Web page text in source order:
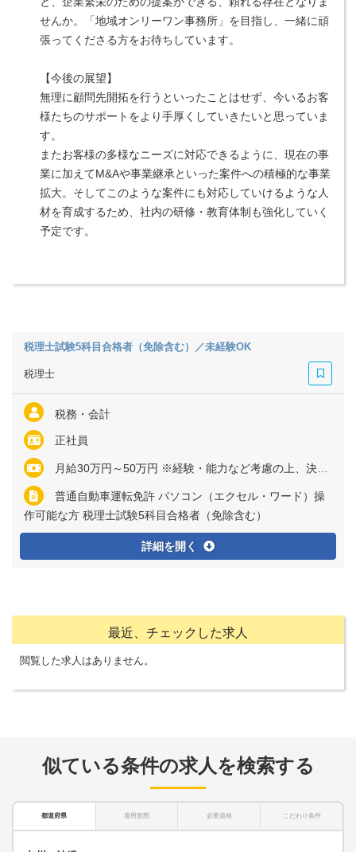
せんか。「地域オンリーワン事務所」を目指し、一緒に頑
張ってくださる方をお待ちしています。
【今後の展望】
無理に顧問先開拓を行うといったことはせず、今いるお客
様たちのサポートをより手厚くしていきたいと思っていま
す。
またお客様の多様なニーズに対応できるように、現在の事
業に加えてM&Aや事業継承といった案件への積極的な事業
拡大。そしてこのような案件にも対応していけるような人
材を育成するため、社内の研修・教育体制も強化していく
予定です。
税理士試験5科目合格者（免除含む）／未経験OK
税理士
税務・会計
正社員
月給30万円～50万円 ※経験・能力など考慮の上、決定いたします ※残業代は全額支給
普通自動車運転免許 パソコン（エクセル・ワード）操
作可能な方 税理士試験5科目合格者（免除含む）
詳細を開く
最近、チェックした求人
閲覧した求人はありません。
似ている条件の求人を検索する
都道府県 雇用形態 必要資格 こだわり条件